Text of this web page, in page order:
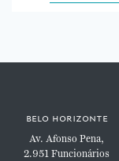
belo horizonte
Av. Afonso Pena,
2.951Funcionários